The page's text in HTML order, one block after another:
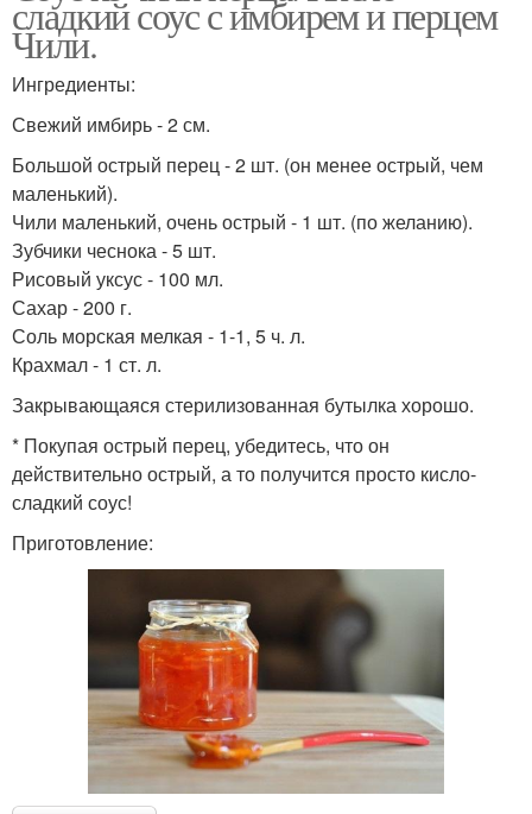
сладкий соус с имбирем и перцем
Чили.
Ингредиенты:
Свежий имбирь - 2 см.
Большой острый перец - 2 шт. (он менее острый, чем
маленький).
Чили маленький, очень острый - 1 шт. (по желанию).
Зубчики чеснока - 5 шт.
Рисовый уксус - 100 мл.
Сахар - 200 г.
Соль морская мелкая - 1-1, 5 ч. л.
Крахмал - 1 ст. л.
Закрывающаяся стерилизованная бутылка хорошо.
* Покупая острый перец, убедитесь, что он
действительно острый, а то получится просто кисло-
сладкий соус!
Приготовление: